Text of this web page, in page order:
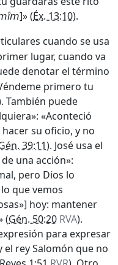
]» (Éx. 13:10).
cuando se usa
lugar, cuando va
denotar el término
primero tu
También puede
«Aconteció
su oficio, y no
39:11). José usa el
una acción»:
pero Dios lo
que vemos
hoy: mantener
(Gén. 50:20 RVA).
para expresar
el rey Salomón que no